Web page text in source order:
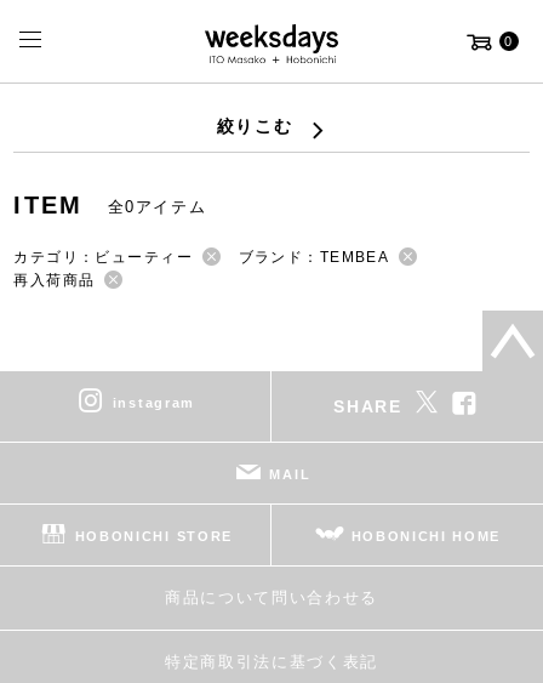
0
絞りこむ
ITEM 全0アイテム
カテゴリ：ビューティー
ブランド：TEMBEA
再入荷商品
instagram SHARE
MAIL
HOBONICHI STORE HOBONICHI HOME
商品について問い合わせる
特定商取引法に基づく表記